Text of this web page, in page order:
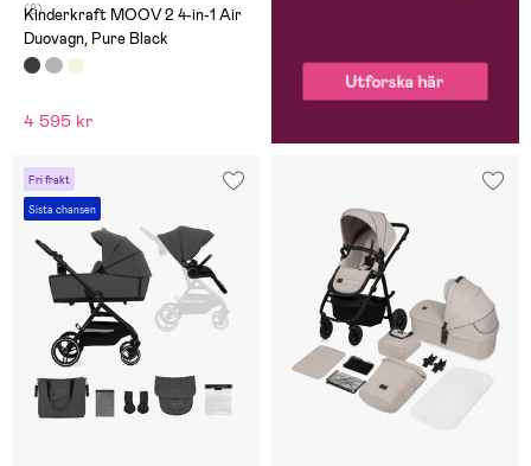
(8)
Kinderkraft MOOV 2 4-in-1 Air
Duovagn, Pure Black
4 595 kr
Fri frakt
Sista chansen